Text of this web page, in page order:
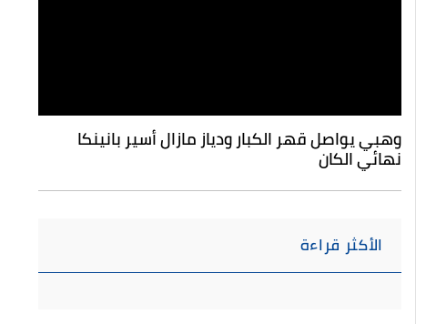
وهبي يواصل قهر الكبار ودياز مازال أسير بانينكا
نهائي الكان
الأكثر قراءة